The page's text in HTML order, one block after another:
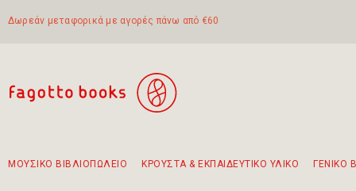
Δωρεάν μεταφορικά με αγορές πάνω από €60
ΜΟΥΣΙΚΟ ΒΙΒΛΙΟΠΩΛΕΙΟ ΚΡΟΥΣΤΑ & ΕΚΠΑΙΔΕΥΤΙΚΟ ΥΛΙΚΟ ΓΕΝΙΚΟ